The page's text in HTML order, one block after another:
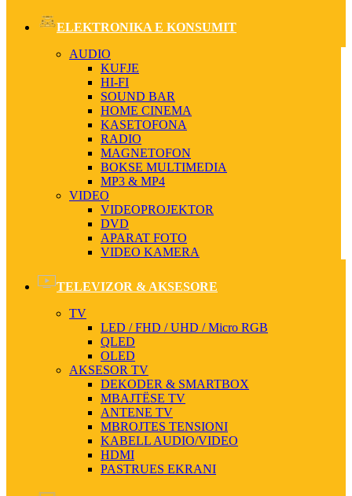
ELEKTRONIKA E KONSUMIT
AUDIO
KUFJE
HI-FI
SOUND BAR
HOME CINEMA
KASETOFONA
RADIO
MAGNETOFON
BOKSE MULTIMEDIA
MP3 & MP4
VIDEO
VIDEOPROJEKTOR
DVD
APARAT FOTO
VIDEO KAMERA
TELEVIZOR & AKSESORE
TV
LED / FHD / UHD / Micro RGB
QLED
OLED
AKSESOR TV
DEKODER & SMARTBOX
MBAJTËSE TV
ANTENE TV
MBROJTES TENSIONI
KABELL AUDIO/VIDEO
HDMI
PASTRUES EKRANI